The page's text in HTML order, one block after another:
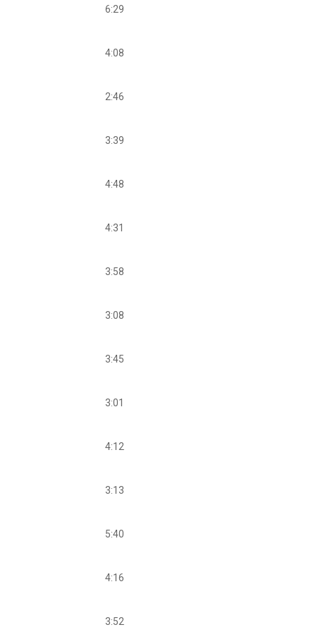
6:29
4:08
2:46
3:39
4:48
4:31
3:58
3:08
3:45
3:01
4:12
3:13
5:40
4:16
3:52